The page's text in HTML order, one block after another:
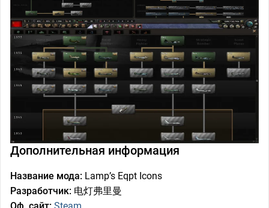
Дополнительная информация
Название мода: Lamp’s Eqpt Icons
Разработчик: 电灯弗里曼